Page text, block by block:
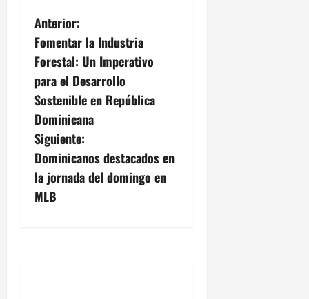
N
a
v
e
g
a
c
Anterior:
Fomentar la Industria
Forestal: Un Imperativo
para el Desarrollo
Sostenible en República
Dominicana
Siguiente:
Dominicanos destacados en
la jornada del domingo en
MLB